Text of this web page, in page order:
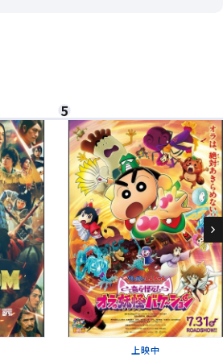
上映中
閉じる
閉じる
閉じる